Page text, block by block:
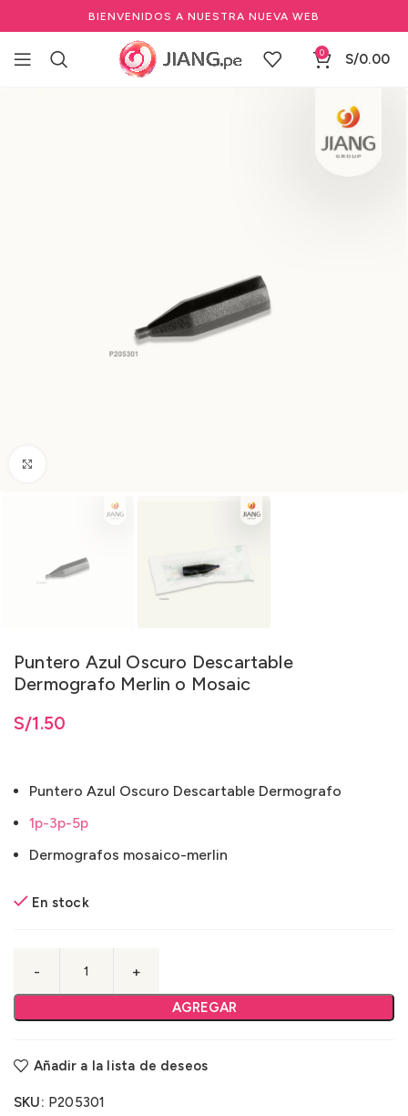
BIENVENIDOS A NUESTRA NUEVA WEB
0 S/0.00
Puntero Azul Oscuro Descartable
Dermografo Merlin o Mosaic
S/1.50
Puntero Azul Oscuro Descartable Dermografo
1p-3p-5p
Dermografos mosaico-merlin
En stock
AGREGAR
Añadir a la lista de deseos
SKU: P205301